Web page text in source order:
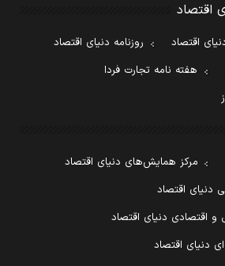
اقتصاد
اقتصاد
روزنامه دنیای اقتصاد
هفته نامه تجارت فردا
مرکز همایش‌های دنیای اقتصاد
دنیای اقتصاد
اقتصادی دنیای اقتصاد
دنیای اقتصاد